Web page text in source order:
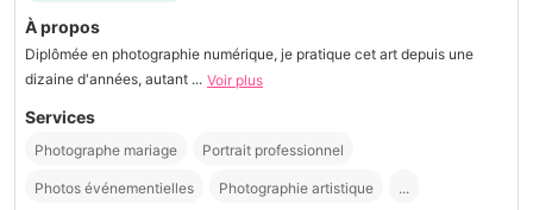
À propos
Diplômée en photographie numérique, je pratique cet art depuis une
dizaine d'années, autant ... Voir plus
Services
Photographe mariage Portrait professionnel
Photos événementielles Photographie artistique ...